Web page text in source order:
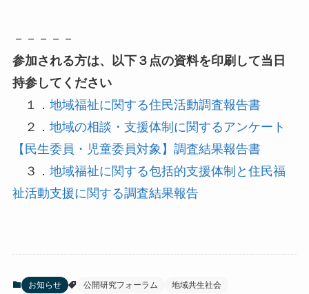
－－－－－
参加される方は、以下３点の資料を印刷して当日
持参してください
１． 地域福祉に関する住民活動調査報告書
２． 地域の相談・支援体制に関するアンケート
【民生委員・児童委員対象】調査結果報告書
３． 地域福祉に関する包括的支援体制と住民福
祉活動支援に関する調査結果報告
お知らせ 公開研究フォーラム 地域共生社会